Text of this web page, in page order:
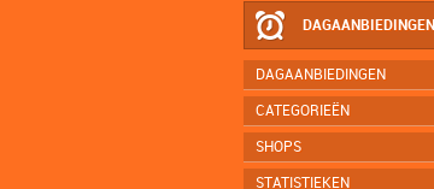
DAGAANBIEDINGEN
DAGAANBIEDINGEN
CATEGORIEËN
SHOPS
STATISTIEKEN